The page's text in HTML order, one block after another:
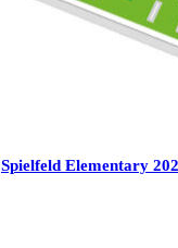
Spielfeld Elementary